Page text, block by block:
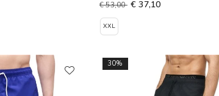
€ 53,00 € 37,10
XXL
30%